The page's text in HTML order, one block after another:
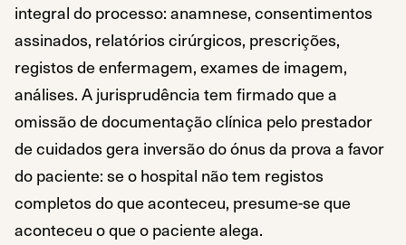
integral do processo: anamnese, consentimentos
assinados, relatórios cirúrgicos, prescrições,
registos de enfermagem, exames de imagem,
análises. A jurisprudência tem firmado que a
omissão de documentação clínica pelo prestador
de cuidados gera inversão do ónus da prova a favor
do paciente: se o hospital não tem registos
completos do que aconteceu, presume-se que
aconteceu o que o paciente alega.